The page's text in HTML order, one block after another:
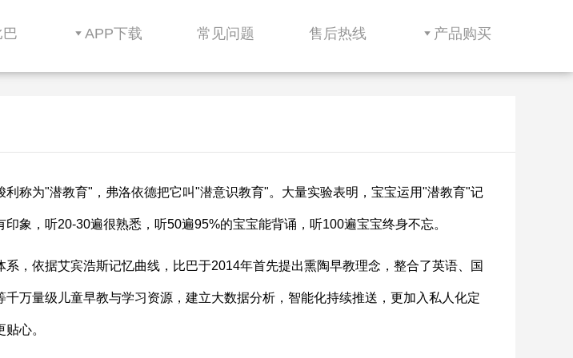
巴 APP下载 常见问题 售后热线 产品购买
利称为"潜教育"，弗洛依德把它叫"潜意识教育"。大量实验表明，宝宝运用"潜教育"记
象，听20-30遍很熟悉，听50遍95%的宝宝能背诵，听100遍宝宝终身不忘。
，依据艾宾浩斯记忆曲线，比巴于2014年首先提出熏陶早教理念，整合了英语、国
万量级儿童早教与学习资源，建立大数据分析，智能化持续推送，更加入私人化定
心。